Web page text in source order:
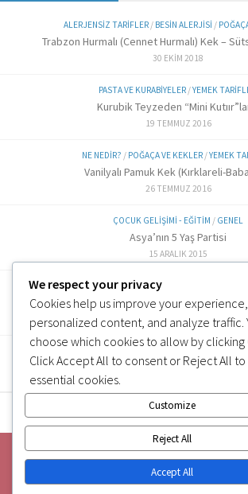
ALERJENSIZ TARIFLER/ BESIN ALERJISI /
Trabzon Hurmalı (Cennet Hurmalı) Kek –
30 EKIM 2018
PASTA VE KURABIYELER/YEMEK
Kurubik Teyzeden “Mini
19 TEMMUZ 2016
NE NEDIR? / POĞAÇA VE KEKLER/YEMEK
Vanilyalı Pamuk Kek (Kırklareli-
26 TEMMUZ 2016
ÇOCUK GELIŞIMI - EĞITIM / GENEL
Asya’nın 5 Yaş Partisi
15 ARALIK 2015
ALTERNATIF TARIFLER
Labne Peynir Yapımı (6 ve
3 OCAK 2019
We respect your privacy
Cookies help us improve your
personalized content, and analyze traffic.
choose which cookies to allow by clicking
ClickAccept All to consent or Reject All to
essential cookies.
Customize
Reject All
Accept All